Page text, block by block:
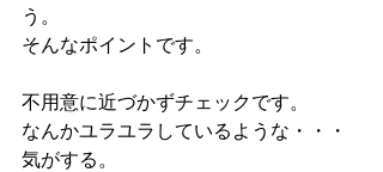
う。
そんなポイントです。
不用意に近づかずチェックです。
なんかユラユラしているような・・・
気がする。